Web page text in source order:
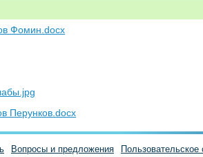
Фомин.docx
Перунков.docx
Вопросы и предложения Пользовательское